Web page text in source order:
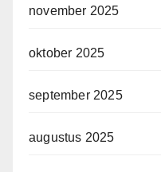
november 2025
oktober 2025
september 2025
augustus 2025